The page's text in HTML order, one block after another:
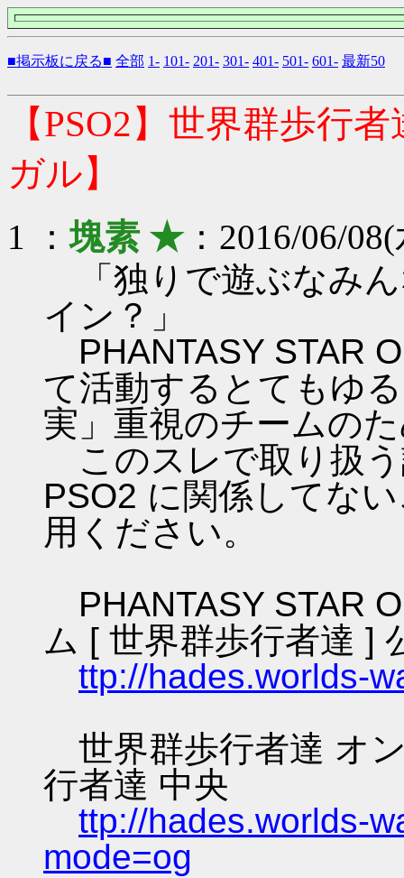
■掲示板に戻る■ 全部 1- 101- 201- 301- 401- 501- 601- 最新50
【PSO2】世界群歩行
ガル】
1 ：塊素 ★：2016/06/
「独りで遊ぶなみ
イン？」
PHANTASY STAR
て活動するとてもゆ
実」重視のチームの
このスレで取り扱
PSO2 に関係してな
用ください。
PHANTASY STAR
ム [ 世界群歩行者達 ]
ttp://hades.worlds-
世界群歩行者達 オ
行者達 中央
ttp://hades.worlds-
mode=og